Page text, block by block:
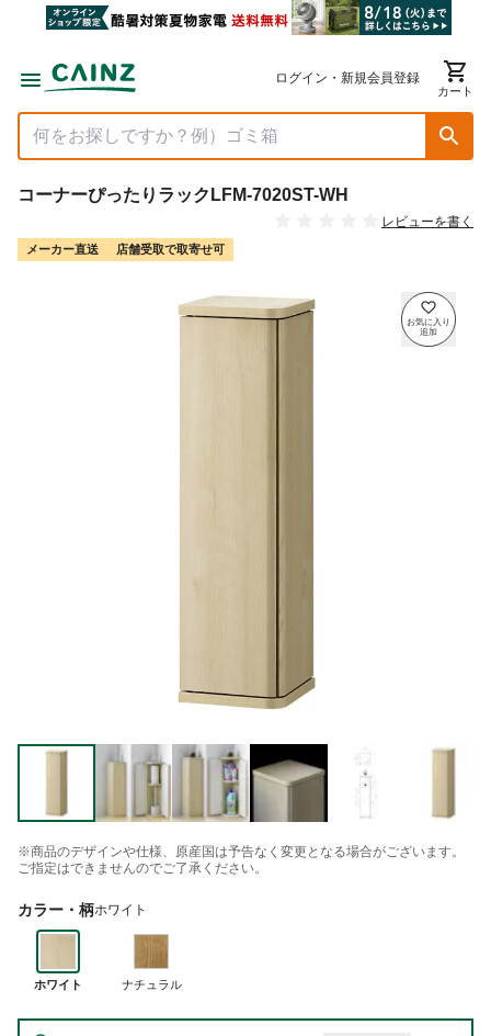
ログイン・新規会員登録
カート
コーナーぴったりラックLFM-7020ST-WH
レビューを書く
メーカー直送 店舗受取で取寄せ可
※商品のデザインや仕様、原産国は予告なく変更となる場合がございます。
ご指定はできませんのでご了承ください。
カラー・柄ホワイト
ホワイト ナチュラル